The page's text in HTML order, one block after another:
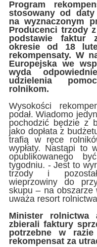
Program
stosowany od daty
na wyznaczonym
Producenci trzody
podstawie faktur
okresie od 18
rekompensaty. W
Europejska we
wyda
udzielenia
rolnikom.
Wysokości
podał. Wiadomo
pochodzić będzie z
jako dopłata z
trafią w ręce
wypłaty. Nastąpi to
opublikowanego
tygodniu. - Jest to
trzody i
wieprzowiny do
skupu – na obszarze
uważa resort
Minister rolnictwa
zbierali faktury
potrzebne w razie
rekompensat za